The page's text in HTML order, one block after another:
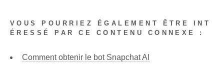
VOUS POURRIEZ ÉGALEMENT ÊTRE INT
ÉRESSÉ PAR CE CONTENU CONNEXE :
Comment obtenir le bot Snapchat AI